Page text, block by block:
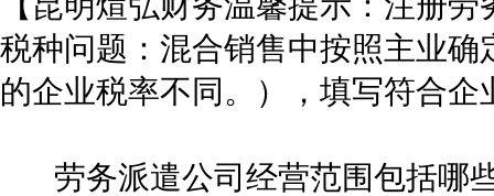
税种问题：混合销售中按照主业
的企业税率不同。），填写符合
劳务派遣公司经营范围包括哪